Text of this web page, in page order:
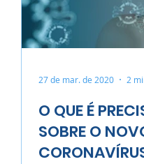
O QUE É
SOBRE O
27 de mar. de 2020 2